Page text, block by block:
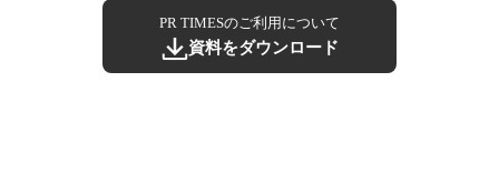
PR TIMESのご利用について
資料をダウンロード